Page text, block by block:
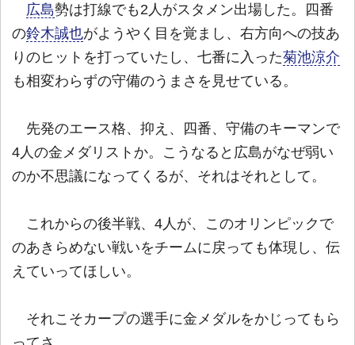
広島勢は打線でも2人がスタメン出場した。四番
の鈴木誠也がようやく目を覚まし、右方向への技あ
りのヒットを打っていたし、七番に入った菊池涼介
も相変わらずの守備のうまさを見せている。
先発のエース格、抑え、四番、守備のキーマンで
4人の金メダリストか。こうなると広島がなぜ弱い
のか不思議になってくるが、それはそれとして。
これからの後半戦、4人が、このオリンピックで
のあきらめない戦いをチームに戻っても体現し、伝
えていってほしい。
それこそカープの選手に金メダルをかじってもら